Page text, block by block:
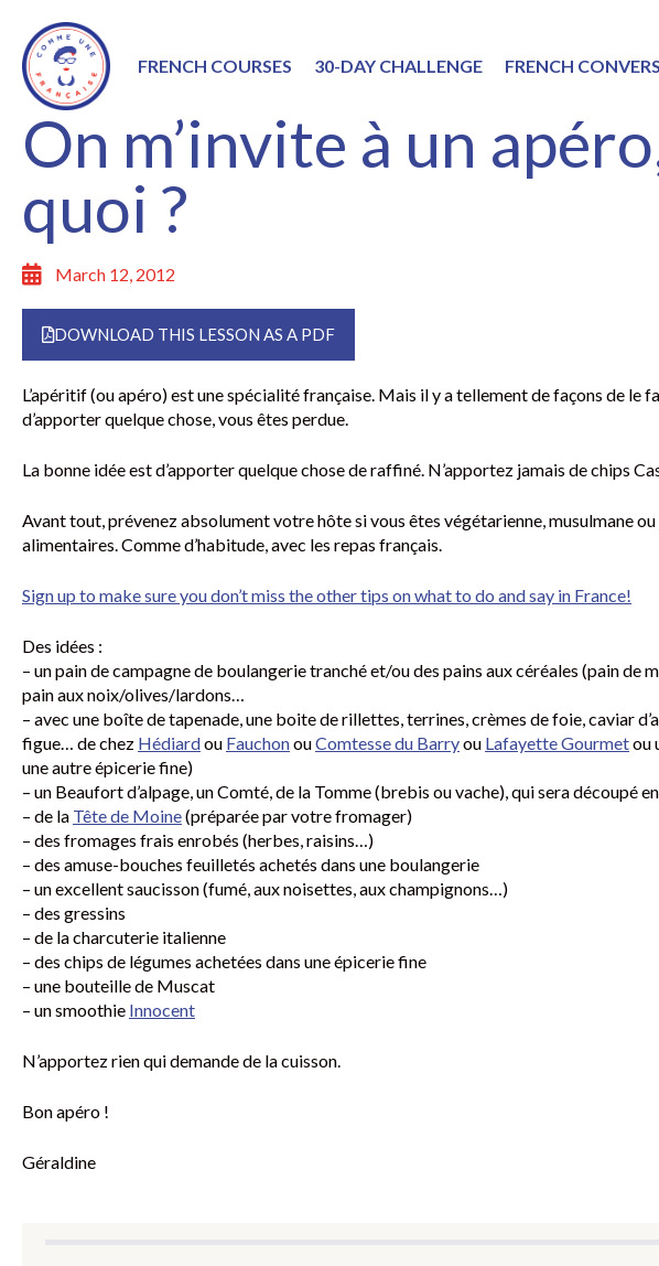
FRENCH COURSES 30-DAY CHALLENGE FRENCH
On m’invite à un
quoi ?
March 12, 2012
DOWNLOAD THIS LESSON AS A PDF
L’apéritif (ou apéro) est une spécialité française. Mais il y a tellement de façons de le
d’apporter quelque chose, vous êtes perdue.
La bonne idée est d’apporter quelque chose de raffiné. N’apportez jamais de chips
Avant tout, prévenez absolument votre hôte si vous êtes végétarienne, musulmane
alimentaires. Comme d’habitude, avec les repas français.
Sign up to make sure you don’t miss the other tips on what to do and say in France!
Des idées :
– un pain de campagne de boulangerie tranché et/ou des pains aux céréales (pain de
pain aux noix/olives/lardons…
– avec une boîte de tapenade, une boite de rillettes, terrines, crèmes de foie, caviar
figue… de chez Hédiardou FauchonouComtesse du Barryou Lafayette Gourmetou
une autre épicerie fine)
– un Beaufort d’alpage, un Comté, de la Tomme (brebis ou vache), qui sera découpé
– de la Tête de Moine(préparée par votre fromager)
– des fromages frais enrobés (herbes, raisins…)
– des amuse-bouches feuilletés achetés dans une boulangerie
– un excellent saucisson (fumé, aux noisettes, aux champignons…)
– des gressins
– de la charcuterie italienne
– des chips de légumes achetées dans une épicerie fine
– une bouteille de Muscat
– un smoothie Innocent
N’apportez rien qui demande de la cuisson.
Bon apéro !
Géraldine